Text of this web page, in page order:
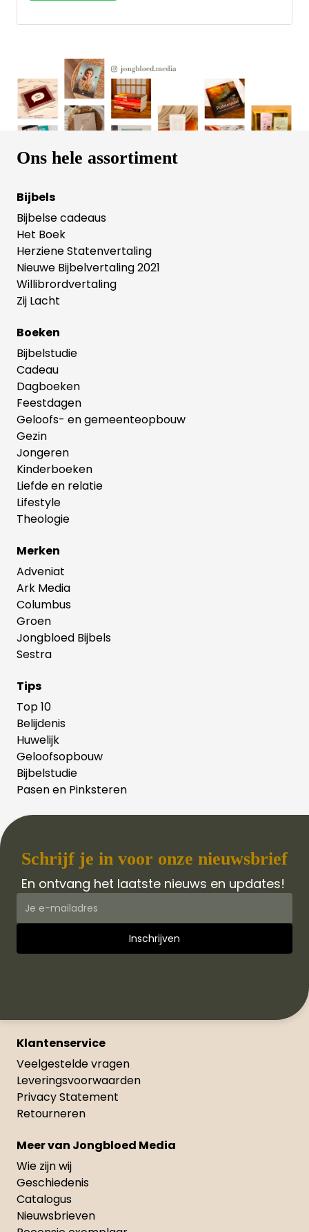
bod: zien, horen, proeven, ruiken en voelen. We
worden zoals Hij bedoeld heeft. Sarianne van Dalen
is een bekend Sestra auteur, spreker en organiseert
kloosterweekenden. Willemijn de Weerd is bekend
auteur van kinder- en vrouwenboeken.
Ons hele assortiment
Bijbels
Bijbelse cadeaus
Het Boek
Herziene Statenvertaling
Nieuwe Bijbelvertaling 2021
Willibrordvertaling
Zij Lacht
Boeken
Bijbelstudie
Cadeau
Dagboeken
Feestdagen
Geloofs- en gemeenteopbouw
Gezin
Jongeren
Kinderboeken
Liefde en relatie
Lifestyle
Theologie
Merken
Adveniat
Ark Media
Columbus
Groen
Jongbloed Bijbels
Sestra
Tips
Top 10
Belijdenis
Huwelijk
Geloofsopbouw
Bijbelstudie
Pasen en Pinksteren
Schrijf je in voor onze nieuwsbrief
En ontvang het laatste nieuws en updates!
Klantenservice
Veelgestelde vragen
Leveringsvoorwaarden
Privacy Statement
Retourneren
Meer van Jongbloed Media
Wie zijn wij
Geschiedenis
Catalogus
Nieuwsbrieven